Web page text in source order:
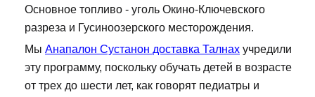
Основное топливо - уголь Окино-Ключевского
разреза и Гусиноозерского месторождения.
Мы Анапалон Сустанон доставка Талнах учредили
эту программу, поскольку обучать детей в возрасте
от трех до шести лет, как говорят педиатры и